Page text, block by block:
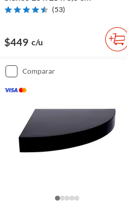
(53)
$449 c/u
comparar